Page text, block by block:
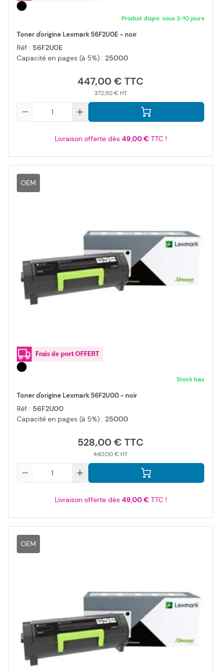
Produit dispo. sous 2-10 jours
Toner d'origine Lexmark 56F2U0E - noir
Réf : 56F2U0E
Capacité en pages (à 5%) : 25000
447,00 €
372,50 €
Livraison offerte dès 49,00 €TTC !
OEM
Stock bas
Toner d'origine Lexmark 56F2U00 - noir
Réf : 56F2U00
Capacité en pages (à 5%) : 25000
528,00 €
440,00 €
Livraison offerte dès 49,00 €TTC !
OEM